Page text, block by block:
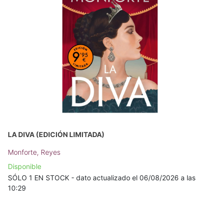
LA DIVA (EDICIÓN LIMITADA)
Monforte, Reyes
Disponible
SÓLO 1 EN STOCK - dato actualizado el 06/08/2026 a las
10:29